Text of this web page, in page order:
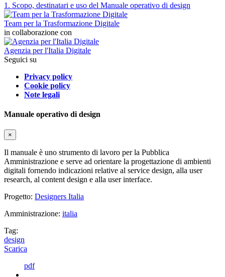
1. Scopo, destinatari e uso del Manuale operativo di design
Team per la Trasformazione Digitale
in collaborazione con
Agenzia per l'Italia Digitale
Seguici su
Privacy policy
Cookie policy
Note legali
Manuale operativo di design
×
Il manuale è uno strumento di lavoro per la Pubblica
Amministrazione e serve ad orientare la progettazione di ambienti
digitali fornendo indicazioni relative al service design, alla user
research, al content design e alla user interface.
Progetto: Designers Italia
Amministrazione: italia
Tag:
design
Scarica
pdf